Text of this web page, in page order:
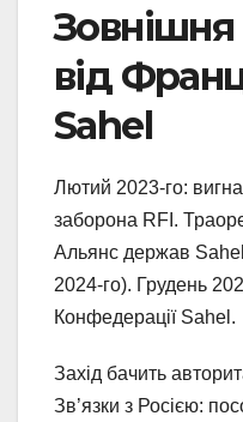
Зовнішня
від
Sahel
Лютий 2023-го:
заборона RFI.
Альянс держав
2024-го). Грудень
Конфедерації Sahel.
Захід бачить
Зв’язки з Росією: